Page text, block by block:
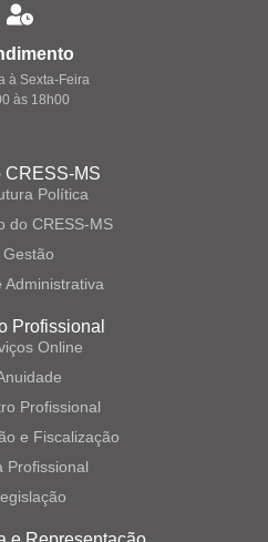
à Sexta-Feira
às 18h00
CRESS-MS
Política
do CRESS-MS
Gestão
Administrativa
Profissional
Online
Profissional
e Fiscalização
Profissional